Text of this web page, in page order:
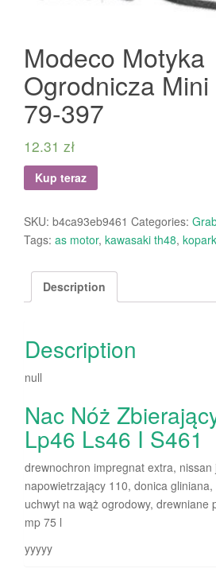
Modeco Motyka
Ogrodnicza
79-397
12.31 zł
Kup teraz
SKU: b4ca93eb9461 Categories:
Tags: as motor, kawasaki th48,
Description
Description
null
Nac Nóż
Lp46 Ls46 I S461
drewnochron impregnat extra, nissan
napowietrzający 110, donica gliniana,
uchwyt na wąż ogrodowy, drewniane
mp 75 l
yyyyy